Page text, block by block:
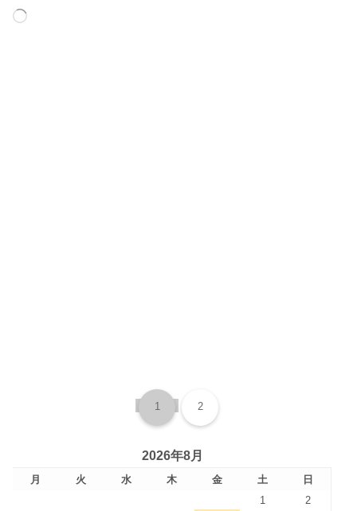
読
1 2
2026年8月
月 火 水 木 金 土
日
1
2